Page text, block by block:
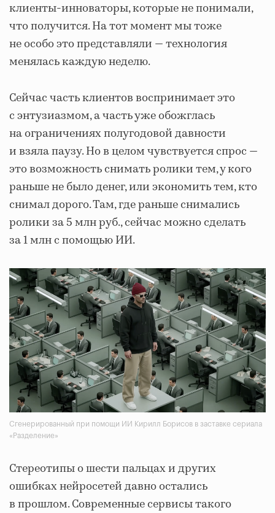
клиенты-инноваторы, которые не понимали,
что получится. На тот момент мы тоже
не особо это представляли — технология
менялась каждую неделю.
Сейчас часть клиентов воспринимает это
с энтузиазмом, а часть уже обожглась
на ограничениях полугодовой давности
и взяла паузу. Но в целом чувствуется спрос —
это возможность снимать ролики тем, у кого
раньше не было денег, или экономить тем, кто
снимал дорого. Там, где раньше снимались
ролики за 5 млн руб., сейчас можно сделать
за 1 млн с помощью ИИ.
Сгенерированный при помощи ИИ Кирилл Борисов в заставке сериала
«Разделение»
Стереотипы о шести пальцах и других
ошибках нейросетей давно остались
в прошлом. Современные сервисы такого